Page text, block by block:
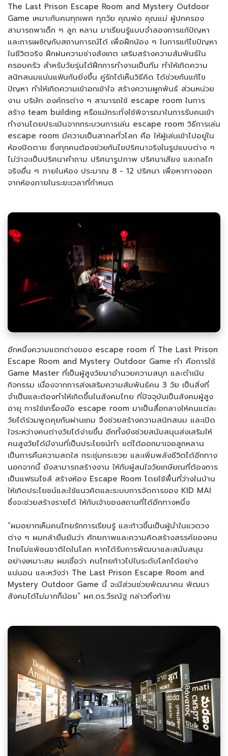
The Last Prison Escape Room and Mystery Outdoor
Game เหมาะกับคนทุกเพศ ทุกวัย คุณพ่อ คุณแม่ ผู้ปกครอง
สามารถพาเด็ก ๆ ลูก หลาน มาเรียนรู้แบบจำลองการแก้ปัญหา
และการเผชิญกับสถานการณ์ได้ เพื่อฝึกน้อง ๆ ในการแก้ไขปัญหา
ในชีวิตจริง ฝึกฝนความช่างสังเกต เสริมสร้างความสัมพันธ์ใน
ครอบครัว สำหรับวัยรุ่นได้ฝึกการทำงานเป็นทีม ทำให้เกิดความ
สนิทสนมแน่นแฟ้นกันยิ่งขึ้น คู่รักได้เห็นวิธีคิด ได้ช่วยกันแก้ไข
ปัญหา ทำให้เกิดความเข้าอกเข้าใจ สร้างความผูกพันธ์ ส่วนหน่วย
งาน บริษัท องค์กรต่าง ๆ สามารถใช้ escape room ในการ
สร้าง team building หรือแม้กระทั่งใช้พิจารณาในการรับคนเข้า
ทำงานโดยประเมินจากกระบวนการเล่น escape room วิธีการเล่น
escape room มีความเป็นสากลทั่วโลก คือ ให้ผู้เล่นเข้าไปอยู่ใน
ห้องปิดตาย ซึ่งทุกคนต้องช่วยกันไขปริศนาจริงในรูปแบบต่าง ๆ
ไม่ว่าจะเป็นปริศนาคำถาม ปริศนารูปภาพ ปริศนาเสียง และกลไก
จริงอื่น ๆ ภายในห้อง ประมาณ 8 - 12 ปริศนา เพื่อหาทางออก
จากห้องภายในระยะเวลาที่กำหนด
อีกหนึ่งความแตกต่างของ escape room ที่ The Last Prison
Escape Room and Mystery Outdoor Game ทำ คือการใช้
Game Master ที่เป็นผู้สูงวัยมาอำนวยความสนุก และดำเนิน
กิจกรรม เนื่องจากการส่งเสริมความสัมพันธ์คน 3 วัย เป็นสิ่งที่
จำเป็นและต้องทำให้เกิดขึ้นในสังคมไทย ที่ปัจจุบันเป็นสังคมผู้สูง
อายุ การใช้เครื่องมือ escape room มาเป็นสื่อกลางให้คนแต่ละ
วัยได้ร่วมพูดคุยกันผ่านเกม จึงช่วยสร้างความสนิทสนม และเปิด
ใจระหว่างคนต่างวัยได้ง่ายขึ้น อีกทั้งยังช่วยสนับสนุนส่งเสริมให้
คนสูงวัยได้มีงานที่เป็นประโยชน์ทำ แต่ได้ออกมาเจอลูกหลาน
เป็นการคืนความสดใส กระชุ่มกระชวย และเพิ่มพลังชีวิตได้อีกทาง
นอกจากนี้ ยังสามารถสร้างงาน ให้กับผู้สนใจวัยเกษียณที่ต้องการ
เป็นแฟรนไชส์ สร้างห้อง Escape Room โดยใช้พื้นที่ว่างในบ้าน
ให้เกิดประโยชน์และใช้แนวคิดและระบบการจัดการของ KID MAI
ซึ่งจะช่วยสร้างรายได้ ให้กับเจ้าของสถานที่ได้อีกทางหนึ่ง
“ผมอยากเห็นคนไทยรักการเรียนรู้ และก้าวขึ้นเป็นผู้นำในแวดวง
ต่าง ๆ ผมกล้ายืนยันว่า ศักยภาพและความคิดสร้างสรรค์ของคน
ไทยไม่แพ้ชนชาติใดในโลก หากได้รับการพัฒนาและสนับสนุน
อย่างเหมาะสม ผมเชื่อว่า คนไทยก้าวไปในระดับโลกได้อย่าง
แน่นอน และหวังว่า The Last Prison Escape Room and
Mystery Outdoor Game นี้ จะมีส่วนช่วยพัฒนาคน พัฒนา
สังคมได้ไม่มากก็น้อย” ผศ.ดร.วีรณัฐ กล่าวทิ้งท้าย